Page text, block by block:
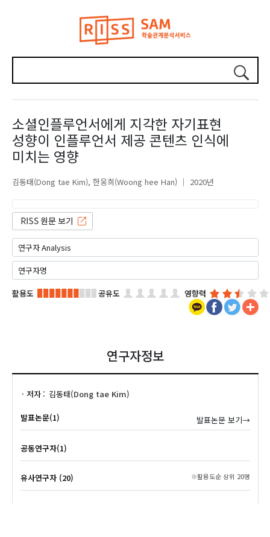
소셜인플루언서에게 지각한 자기표현
성향이 인플루언서 제공 콘텐츠 인식에
미치는 영향
김동태(Dong tae Kim) 한웅희(Woong hee Han) 2020년
활용도 공유도 영향력
연구자정보
저자 김동태(Dong tae Kim)
발표논문(1) 발표논문 보기→
공동연구자(1)
유사연구자 (20) ※활용도순 상위 20명